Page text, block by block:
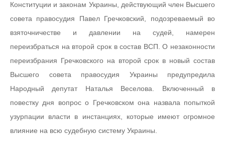
Конституции и законам Украины, действующий член Высшего
совета правосудия Павел Гречковский, подозреваемый во
взяточничестве и давлении на судей, намерен
переизбраться на второй срок в состав ВСП. О незаконности
переизбрания Гречковского на второй срок в новый состав
Высшего совета правосудия Украины предупредила
Народный депутат Наталья Веселова. Включенный в
повестку дня вопрос о Гречковском она назвала попыткой
узурпации власти в инстанциях, которые имеют огромное
влияние на всю судебную систему Украины.